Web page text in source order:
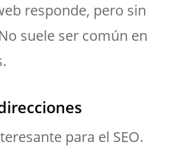
responde, pero sin
suele ser común en
para el SEO.